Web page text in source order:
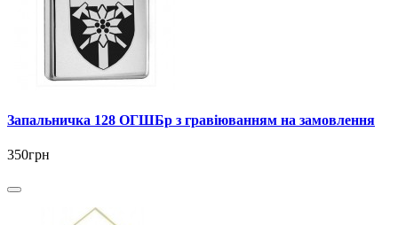
Запальничка 128 ОГШБр з гравіюванням на замовлення
350грн